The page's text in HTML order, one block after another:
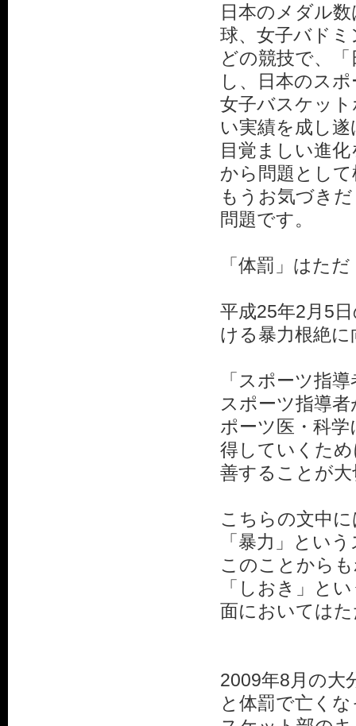
日本のメダル
球、女子バド
どの競技で、
し、日本のス
女子バスケッ
い実績を成し
目覚ましい進
から問題とし
もうお気づき
問題です。
「体罰」はた
平成25年2月5
ける暴力根絶
「スポーツ指
スポーツ指導
ポーツ医・科
得していくた
善することが
こちらの文中
「暴力」とい
このことから
「しおき」と
面においては
2009年8月の大
と体罰で亡く